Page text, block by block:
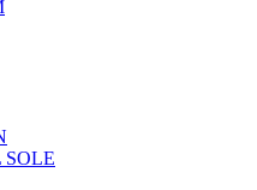
SOLE